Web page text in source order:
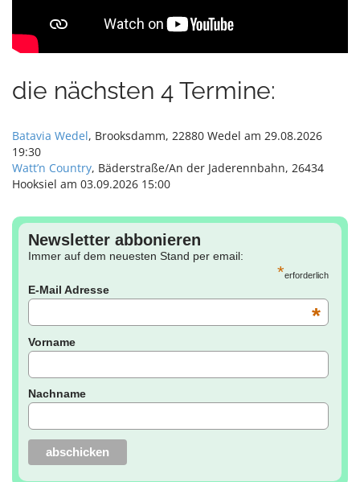
die nächsten 4 Termine:
Batavia Wedel, Brooksdamm, 22880 Wedel am 29.08.2026
19:30
Watt’n Country, Bäderstraße/An der Jaderennbahn, 26434
Hooksiel am 03.09.2026 15:00
Newsletter abbonieren
Immer auf dem neuesten Stand per email:
*erforderlich
E-Mail Adresse
*
Vorname
Nachname